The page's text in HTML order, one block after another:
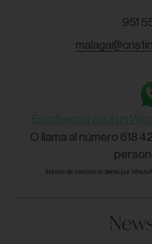
951
Escríbenos aquí un
O llama al número 618
(horario de atención al cliente por